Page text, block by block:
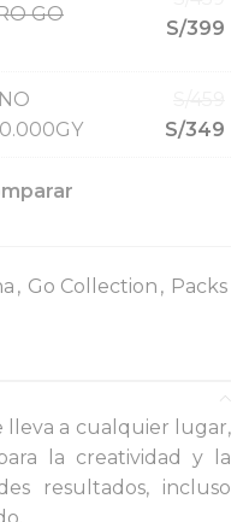
GO
S/399
S/349
, Go Collection , Packs
lleva a cualquier lugar,
la creatividad y la
resultados, incluso